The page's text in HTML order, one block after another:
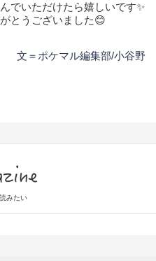
でいただけたら嬉しいです✨
とうございました😊
文＝ポケマル編集部/小谷野
みたい